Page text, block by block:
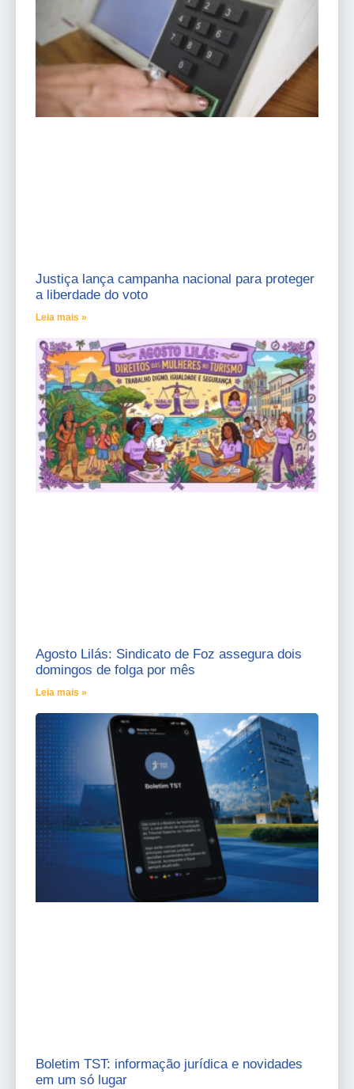
Justiça lança campanha nacional para proteger
a liberdade do voto
Leia mais »
Agosto Lilás: Sindicato de Foz assegura dois
domingos de folga por mês
Leia mais »
Boletim TST: informação jurídica e novidades
em um só lugar